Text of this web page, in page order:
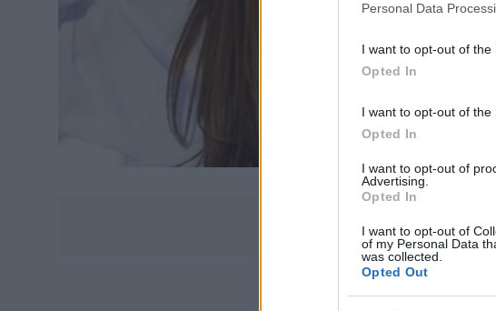
Personal Data
I want to opt-out of the
Opted In
I want to opt-out of the
Opted In
I want to opt-out of
Advertising.
Opted In
I want to opt-out of
of my Personal Data
was collected.
Opted Out